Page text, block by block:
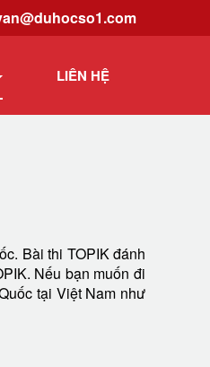
LIÊN HỆ
Bài thi TOPIK đánh
Nếu bạn muốn đi
tại Việt Nam như